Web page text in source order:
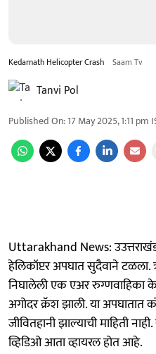
Kedarnath Helicopter Crash Saam Tv
Tanvi Pol
Published On:17 May 2025, 1:11 pm
Uttarakhand News:
हेलिकॉप्टर अपघात सुदैवाने
निघालेली एक एअर रुग्णवाहिका
अगोदर क्रॅश झाली. या अपघातात
जीवितहानी झाल्याची माहिती
व्हिडिओ आता व्हायरल होत आहे.